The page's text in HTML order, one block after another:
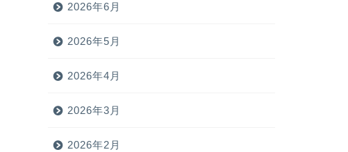
2026年6月
2026年5月
2026年4月
2026年3月
2026年2月